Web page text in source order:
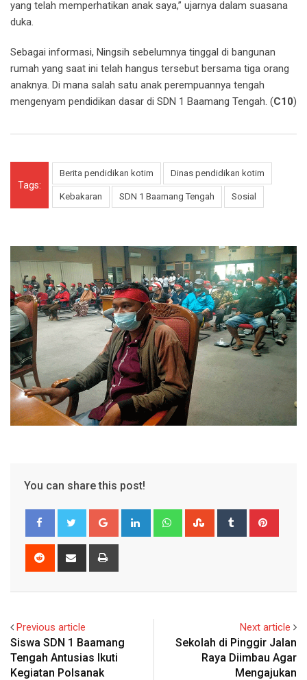
yang telah memperhatikan anak saya,” ujarnya dalam suasana
duka.
Sebagai informasi, Ningsih sebelumnya tinggal di bangunan
rumah yang saat ini telah hangus tersebut bersama tiga orang
anaknya. Di mana salah satu anak perempuannya tengah
mengenyam pendidikan dasar di SDN 1 Baamang Tengah. (C10)
Tags:
Berita pendidikan kotim Dinas pendidikan kotim
Kebakaran SDN 1 Baamang Tengah Sosial
You can share this post!
Google+ LinkedIn WhatsappStumbleUpon
Tumblr
Reddit
Share
Previous article
Siswa SDN 1 Baamang
Tengah Antusias Ikuti
Kegiatan Polsanak
Next article
Sekolah di Pinggir Jalan
Raya Diimbau Agar
Mengajukan